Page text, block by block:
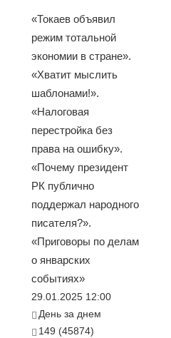
«Токаев объявил
режим тотальной
экономии в стране».
«Хватит мыслить
шаблонами!».
«Налоговая
перестройка без
права на ошибку».
«Почему президент
РК публично
поддержал народного
писателя?».
«Приговоры по делам
о январских
событиях»
29.01.2025 12:00
День за днем
149 (45874)